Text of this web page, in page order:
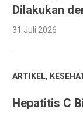
Dilakukan
31 Juli 2026
ARTIKEL,
Hepatitis C